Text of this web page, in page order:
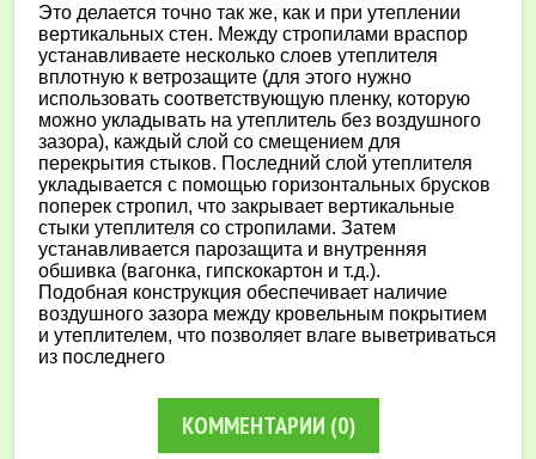
Это делается точно так же, как и при утеплении
вертикальных стен. Между стропилами враспор
устанавливаете несколько слоев утеплителя
вплотную к ветрозащите (для этого нужно
использовать соответствующую пленку, которую
можно укладывать на утеплитель без воздушного
зазора), каждый слой со смещением для
перекрытия стыков. Последний слой утеплителя
укладывается с помощью горизонтальных брусков
поперек стропил, что закрывает вертикальные
стыки утеплителя со стропилами. Затем
устанавливается парозащита и внутренняя
обшивка (вагонка, гипскокартон и т.д.).
Подобная конструкция обеспечивает наличие
воздушного зазора между кровельным покрытием
и утеплителем, что позволяет влаге выветриваться
из последнего
КОММЕНТАРИИ (0)